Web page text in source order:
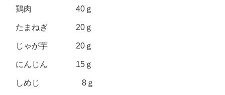
鶏肉 40ｇ
たまねぎ 20ｇ
じゃが芋 20ｇ
にんじん 15ｇ
しめじ 8ｇ